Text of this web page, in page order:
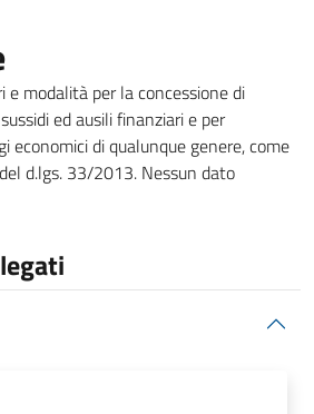
e modalità per la concessione di
ed ausili finanziari e per
economici di qualunque genere, come
d.lgs. 33/2013. Nessun dato